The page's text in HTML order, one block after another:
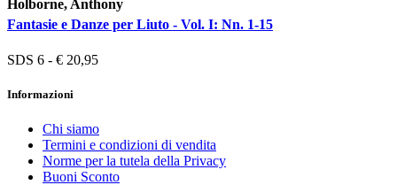
Holborne, Anthony
Fantasie e Danze per Liuto - Vol. I: Nn. 1-15
SDS 6 - € 20,95
Informazioni
Chi siamo
Termini e condizioni di vendita
Norme per la tutela della Privacy
Buoni Sconto